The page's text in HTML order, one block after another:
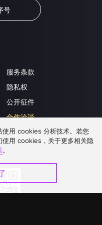
号
服务条款
隐私权
公开征件
合作洽談
使用 cookies 分析技术。若您
使用 cookies，关于更多相关隐
。